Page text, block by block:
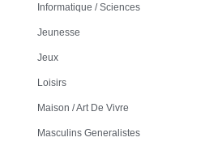
Informatique / Sciences
Jeunesse
Jeux
Loisirs
Maison / Art De Vivre
Masculins Generalistes